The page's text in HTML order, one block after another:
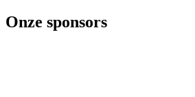
Onze sponsors